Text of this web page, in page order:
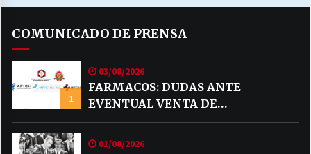
COMUNICADO DE PRENSA
1
03/08/2026
FARMACOS: DUDAS ANTE
EVENTUAL VENTA DE
MEDICAMENTOS POR MERCADO
LIBRE
01/08/2026